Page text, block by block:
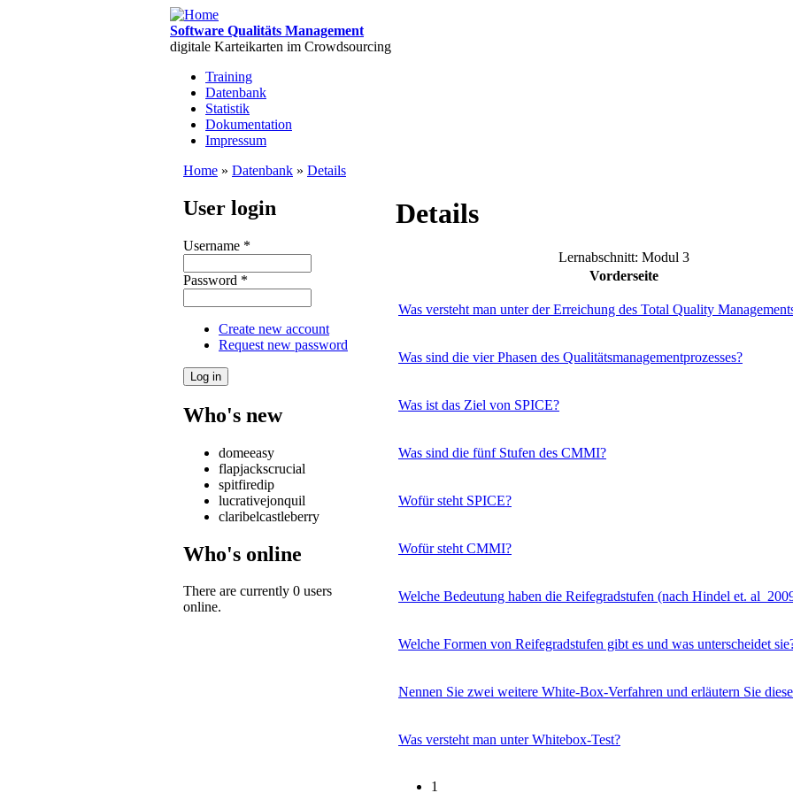
Software Qualitäts Management
digitale Karteikarten im Crowdsourcing
Main menu
Training
Datenbank
Statistik
Dokumentation
Impressum
Home » Datenbank » Details
User login
Username *
Password *
Create new account
Request new password
Who's new
domeeasy
flapjackscrucial
spitfiredip
lucrativejonquil
claribelcastleberry
Who's online
There are currently 0 users
online.
Details
Lernabschnitt: Modul 3
Vorderseite
Was versteht man unter der Erreichung des Total Quality
Was sind die vier Phasen des Qualitätsmanagementprozesses?
Was ist das Ziel von SPICE?
Was sind die fünf Stufen des CMMI?
Wofür steht SPICE?
Wofür steht CMMI?
Welche Bedeutung haben die Reifegradstufen (nach Hindel et. al
Welche Formen von Reifegradstufen gibt es und was unterscheidet
Nennen Sie zwei weitere White-Box-Verfahren und erläutern Sie
Was versteht man unter Whitebox-Test?
1